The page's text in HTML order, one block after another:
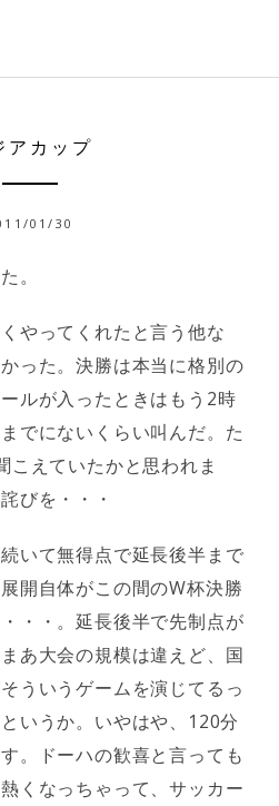
アカップ
01/30
。
やってくれたと言う他な
った。決勝は本当に格別の
ルが入ったときはもう2時
でにないくらい叫んだ。た
こえていたかと思われま
びを・・・
いて無得点で延長後半まで
開自体がこの間のW杯決勝
・・。延長後半で先制点が
あ大会の規模は違えど、国
ういうゲームを演じてるっ
いうか。いやはや、120分
。ドーハの歓喜と言っても
くなっちゃって、サッカー